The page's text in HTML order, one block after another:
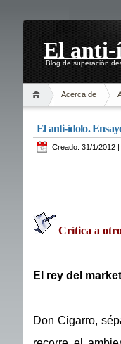
El anti-
Blog de superación
Acerca de
El anti-ídolo.
Creado: 31/1/2012
Crítica a
El rey del
Don Cigarro,